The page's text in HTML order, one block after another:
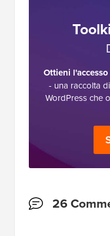
Ottieni
- una raccolta
WordPress che
Interazioni
26